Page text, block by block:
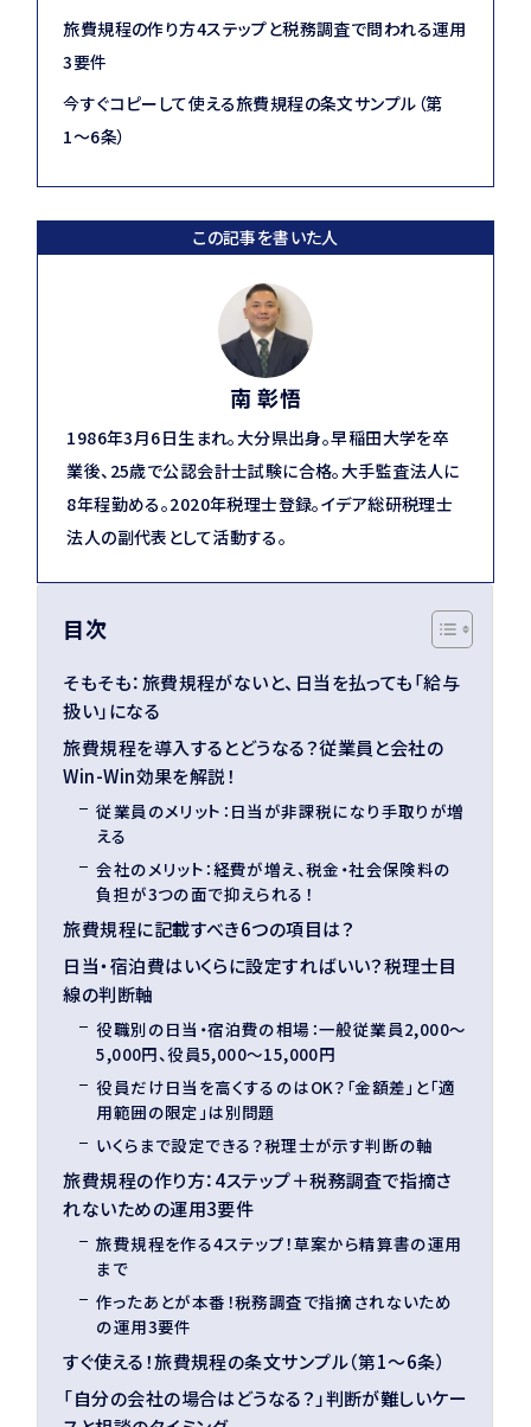
旅費規程の作り方4ステップと税務調査で問われる運用
3要件
今すぐコピーして使える旅費規程の条文サンプル（第
1〜6条）
この記事を書いた人
南 彰悟
1986年3月6日生まれ。大分県出身。早稲田大学を卒
業後、25歳で公認会計士試験に合格。大手監査法人に
8年程勤める。2020年税理士登録。イデア総研税理士
法人の副代表として活動する。
目次
そもそも：旅費規程がないと、日当を払っても「給与
扱い」になる
旅費規程を導入するとどうなる？従業員と会社の
Win-Win効果を解説！
従業員のメリット：日当が非課税になり手取りが増
える
会社のメリット：経費が増え、税金・社会保険料の
負担が3つの面で抑えられる！
旅費規程に記載すべき6つの項目は？
日当・宿泊費はいくらに設定すればいい？税理士目
線の判断軸
役職別の日当・宿泊費の相場：一般従業員2,000〜
5,000円、役員5,000〜15,000円
役員だけ日当を高くするのはOK？「金額差」と「適
用範囲の限定」は別問題
いくらまで設定できる？税理士が示す判断の軸
旅費規程の作り方：4ステップ＋税務調査で指摘さ
れないための運用3要件
旅費規程を作る4ステップ！草案から精算書の運用
まで
作ったあとが本番！税務調査で指摘されないため
の運用3要件
すぐ使える！旅費規程の条文サンプル（第1〜6条）
「自分の会社の場合はどうなる？」判断が難しいケー